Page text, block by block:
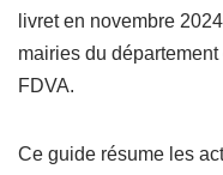
livret en novembre
mairies du
FDVA.
Ce guide résume les